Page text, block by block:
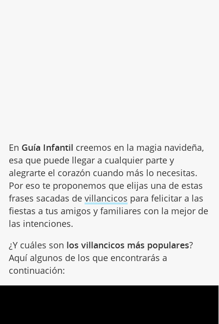
En Guía Infantil creemos en la magia navideña,
esa que puede llegar a cualquier parte y
alegrarte el corazón cuando más lo necesitas.
Por eso te proponemos que elijas una de estas
frases sacadas de villancicos para felicitar a las
fiestas a tus amigos y familiares con la mejor de
las intenciones.
¿Y cuáles son los villancicos más populares?
Aquí algunos de los que encontrarás a
continuación: